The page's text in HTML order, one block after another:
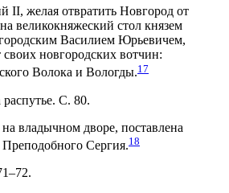
II, желая отвратить Новгород от
великокняжеский стол князем
Василием Юрьевичем,
своих новгородских вотчин:
Волока и Вологды.17
С. 80.
владычном дворе, поставлена
Сергия.18